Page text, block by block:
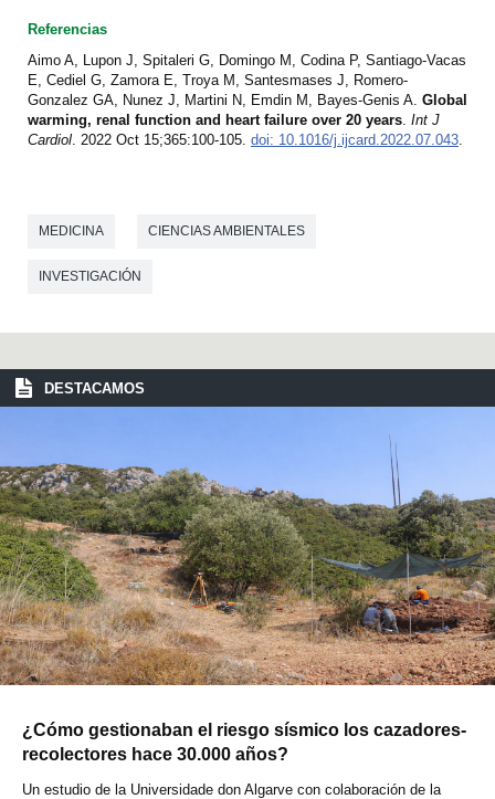
Referencias
Aimo A, Lupon J, Spitaleri G, Domingo M, Codina P, Santiago-Vacas
E, Cediel G, Zamora E, Troya M, Santesmases J, Romero-
Gonzalez GA, Nunez J, Martini N, Emdin M, Bayes-Genis A. Global
warming, renal function and heart failure over 20 years. Int J
Cardiol. 2022 Oct 15;365:100-105. doi: 10.1016/j.ijcard.2022.07.043.
MEDICINA CIENCIAS AMBIENTALES
INVESTIGACIÓN
DESTACAMOS
¿Cómo gestionaban el riesgo sísmico los cazadores-
recolectores hace 30.000 años?
Un estudio de la Universidade don Algarve con colaboración de la